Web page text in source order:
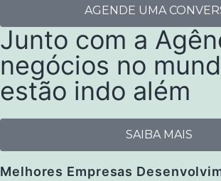
AGENDE UMA
Junto com a
negócios no
estão indo além
SAIBA MAIS
Melhores Empresas